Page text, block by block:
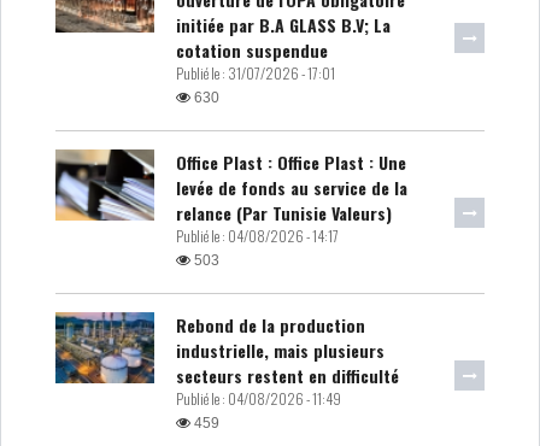
initiée par B.A GLASS B.V; La
cotation suspendue
Publié le : 31/07/2026 - 17:01
630
Office Plast : Office Plast : Une
levée de fonds au service de la
relance (Par Tunisie Valeurs)
Publié le : 04/08/2026 - 14:17
503
Rebond de la production
industrielle, mais plusieurs
secteurs restent en difficulté
Publié le : 04/08/2026 - 11:49
459